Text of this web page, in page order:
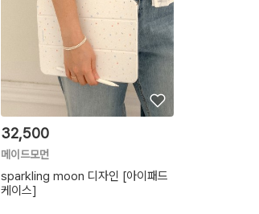
32,500
메이드모먼
sparkling moon 디자인 [아이패드
케이스]